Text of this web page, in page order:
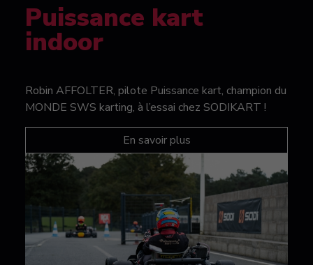
Puissance kart
indoor
Robin AFFOLTER, pilote Puissance kart, champion du
MONDE SWS karting, à l’essai chez SODIKART !
En savoir plus